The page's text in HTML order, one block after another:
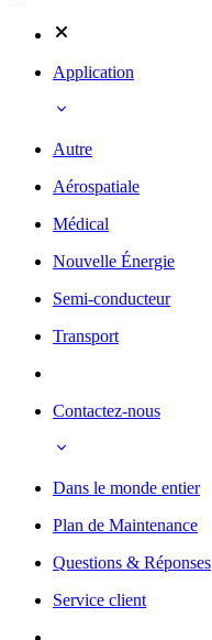
Application
Autre
Aérospatiale
Médical
Nouvelle Énergie
Semi-conducteur
Transport
Contactez-nous
Dans le monde entier
Plan de Maintenance
Questions & Réponses
Service client